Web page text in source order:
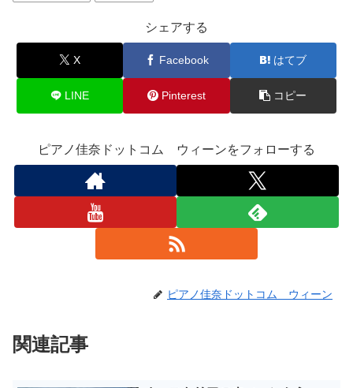
シェアする
X Facebook はてブ
LINE Pinterest コピー
ピアノ佳奈ドットコム ウィーンをフォローする
ピアノ佳奈ドットコム ウィーン
関連記事